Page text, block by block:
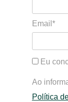
Email*
Eu
Ao
Política